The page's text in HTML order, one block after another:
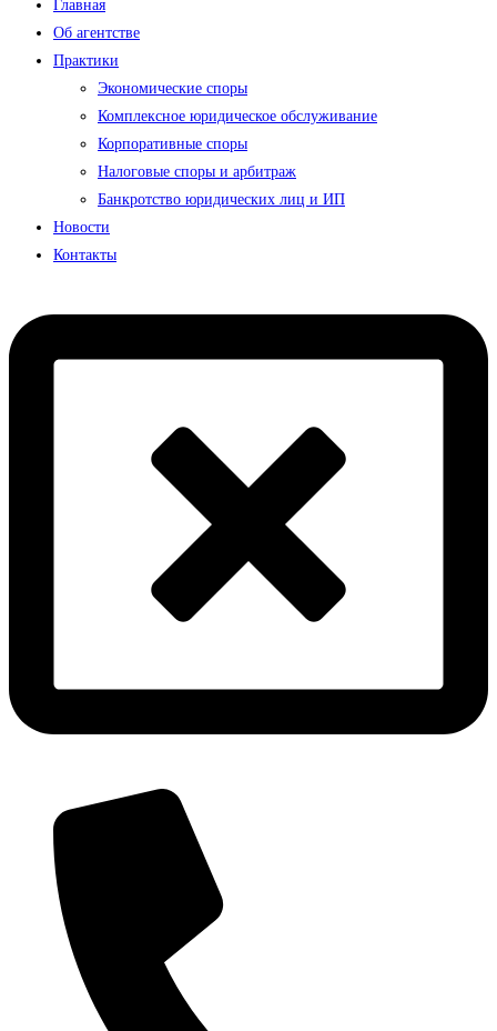
Главная
Об агентстве
Практики
Экономические споры
Комплексное юридическое обслуживание
Корпоративные споры
Налоговые споры и арбитраж
Банкротство юридических лиц и ИП
Новости
Контакты